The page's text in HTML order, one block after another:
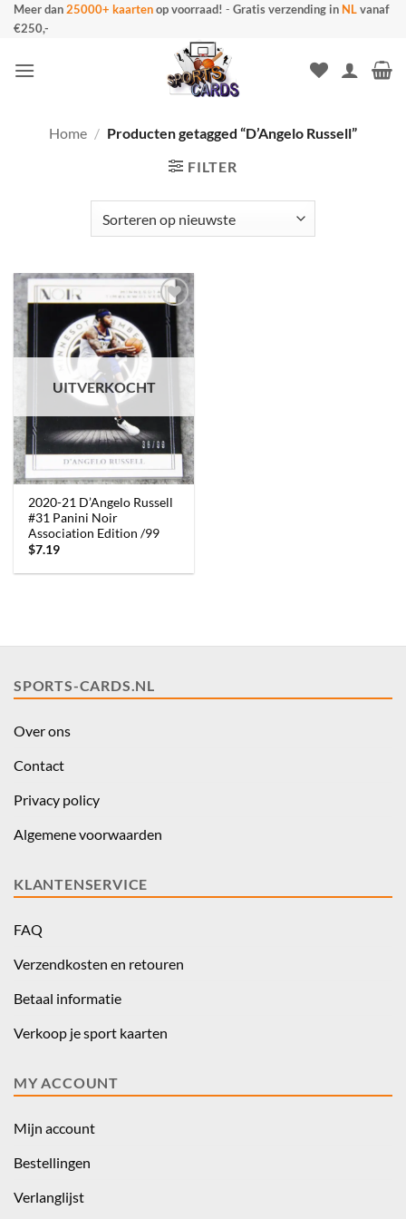
Ga
naar
Meer dan25000+ kaartenop voorraad! - Gratis verzending in NLvanaf
€250,-
Home / Producten getagged “D’Angelo Russell”
FILTER
UITVERKOCHT
2020-21 D’Angelo Russell
#31 Panini Noir
Association Edition /99
$7.19
SPORTS-CARDS.NL
Over ons
Contact
Privacy policy
Algemene voorwaarden
KLANTENSERVICE
FAQ
Verzendkosten en retouren
Betaal informatie
Verkoop je sport kaarten
MY ACCOUNT
Mijn account
Bestellingen
Verlanglijst